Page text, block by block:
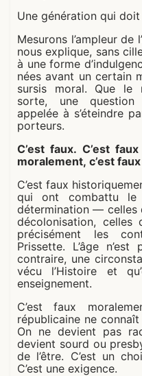
Une génération qui
Mesurons l’ampleur de
nous explique, sans
à une forme
nées avant un certain
sursis moral. Que le
sorte, une
appelée à s’éteindre
porteurs.
C’est faux. C’est
moralement, c’est
C’est faux
qui ont combattu
détermination — celles
décolonisation,
précisément les
Prissette. L’âge
contraire, une
vécu l’Histoire et
enseignement.
C’est faux
républicaine ne
On ne devient pas
devient sourd ou
de l’être. C’est un
C’est une exigence.